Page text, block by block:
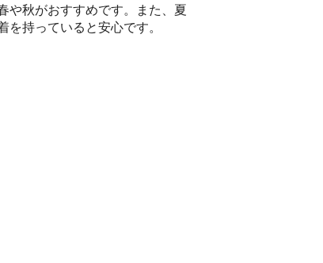
や秋がおすすめです。また、夏
を持っていると安心です。